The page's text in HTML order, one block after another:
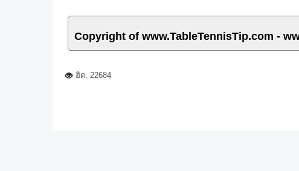
Copyright of www.TableTennisTip.com -
ฮิต: 22684